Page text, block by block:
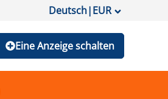
Deutsch|EUR
Eine Anzeige schalten